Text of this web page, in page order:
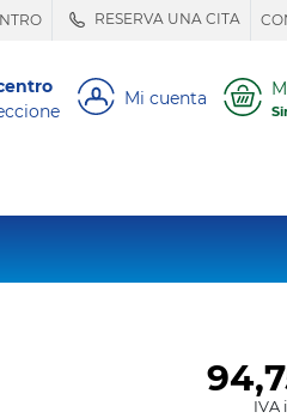
RESERVA UNA CITA
Mi cuenta
IVA